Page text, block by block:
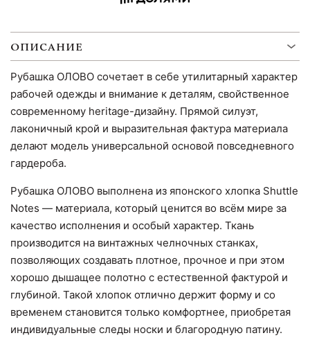
ОПИСАНИЕ
Рубашка ОЛОВО сочетает в себе утилитарный характер
рабочей одежды и внимание к деталям, свойственное
современному heritage-дизайну. Прямой силуэт,
лаконичный крой и выразительная фактура материала
делают модель универсальной основой повседневного
гардероба.
Рубашка ОЛОВО выполнена из японского хлопка Shuttle
Notes — материала, который ценится во всём мире за
качество исполнения и особый характер. Ткань
производится на винтажных челночных станках,
позволяющих создавать плотное, прочное и при этом
хорошо дышащее полотно с естественной фактурой и
глубиной. Такой хлопок отлично держит форму и со
временем становится только комфортнее, приобретая
индивидуальные следы носки и благородную патину.